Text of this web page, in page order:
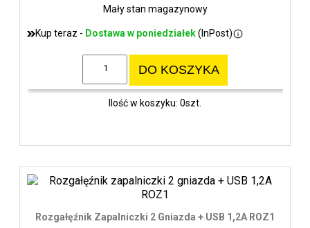
Mały stan magazynowy
Kup teraz - Dostawa w poniedziałek(InPost)
DO KOSZYKA
Ilość w koszyku: 0szt.
Rozgałęźnik Zapalniczki 2 Gniazda + USB 1,2A ROZ1